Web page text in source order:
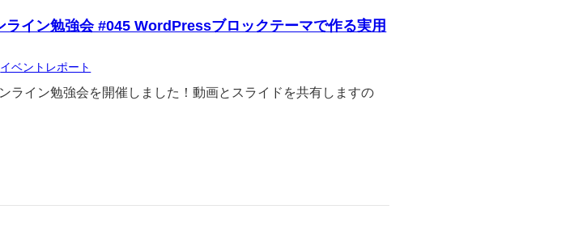
イン勉強会 #045 WordPressブロックテーマで作る実用
イベントレポート
ライン勉強会を開催しました！動画とスライドを共有しますの